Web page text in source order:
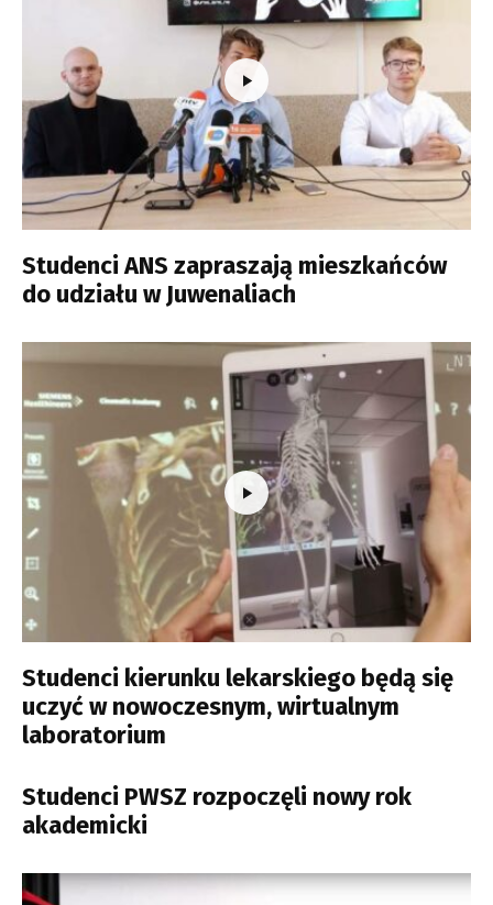
Studenci ANS zapraszają mieszkańców
do udziału w Juwenaliach
Studenci kierunku lekarskiego będą się
uczyć w nowoczesnym, wirtualnym
laboratorium
Studenci PWSZ rozpoczęli nowy rok
akademicki